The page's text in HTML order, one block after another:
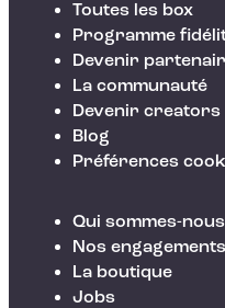
Toutes les box
Programme
Devenir
La communauté
Devenir creators
Blog
Préférences
Qui sommes-
Nos engagements
La boutique
Jobs